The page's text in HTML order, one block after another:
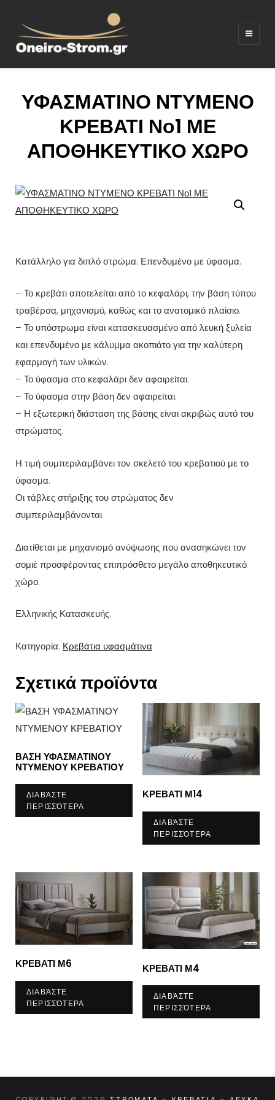
ΚΡΕΒΑΤΙΑ –
ΚΑΝΑΠΕΔΕΣ
ΥΦΑΣΜΑΤΙΝΟ ΝΤΥΜΕΝΟ
ΚΡΕΒΑΤΙ Νο1 ΜΕ
ΑΠΟΘΗΚΕΥΤΙΚΟ ΧΩΡΟ
Κατάλληλο για διπλό στρώμα. Επενδυμένο με ύφασμα.
– Το κρεβάτι αποτελείται από το κεφαλάρι, την βάση τύπου
τραβέρσα, μηχανισμό, καθώς και το ανατομικό πλαίσιο.
– Το υπόστρωμα είναι κατασκευασμένο από λευκή ξυλεία
και επενδυμένο με κάλυμμα ακοπιάτο για την καλύτερη
εφαρμογή των υλικών.
– Το ύφασμα στο κεφαλάρι δεν αφαιρείται.
– Το ύφασμα στην βάση δεν αφαιρείται.
– Η εξωτερική διάσταση της βάσης είναι ακριβώς αυτό του
στρώματος.
Η τιμή συμπεριλαμβάνει τον σκελετό του κρεβατιού με το
ύφασμα.
Οι τάβλες στήριξης του στρώματος δεν
συμπεριλαμβάνονται.
Διατίθεται με μηχανισμό ανύψωσης που ανασηκώνει τον
σομιέ προσφέροντας επιπρόσθετο μεγάλο αποθηκευτικό
χώρο.
Ελληνικής Κατασκευής.
Κατηγορία: Κρεβάτια υφασμάτινα
Σχετικά προϊόντα
ΒΑΣΗ ΥΦΑΣΜΑΤΙΝΟΥ
ΝΤΥΜΕΝΟΥ ΚΡΕΒΑΤΙΟΥ
ΔΙΑΒΆΣΤΕ
ΠΕΡΙΣΣΌΤΕΡΑ
ΚΡΕΒΑΤΙ Μ14
ΔΙΑΒΆΣΤΕ
ΠΕΡΙΣΣΌΤΕΡΑ
ΚΡΕΒΑΤΙ Μ6
ΔΙΑΒΆΣΤΕ
ΠΕΡΙΣΣΌΤΕΡΑ
ΚΡΕΒΑΤΙ Μ4
ΔΙΑΒΆΣΤΕ
ΠΕΡΙΣΣΌΤΕΡΑ